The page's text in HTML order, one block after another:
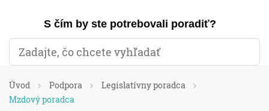
S čím by ste potrebovali poradiť?
Úvod Podpora
Legislatívny poradca
Mzdový poradca